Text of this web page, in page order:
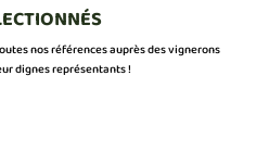
nos références auprès des vignerons
dignes représentants !